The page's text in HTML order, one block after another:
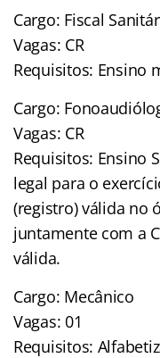
Cargo: Fiscal
Vagas: CR
Requisitos: Ensino
Cargo:
Vagas: CR
Requisitos: Ensino
legal para o
(registro) válida no
juntamente com a
válida.
Cargo: Mecânico
Vagas: 01
Requisitos: